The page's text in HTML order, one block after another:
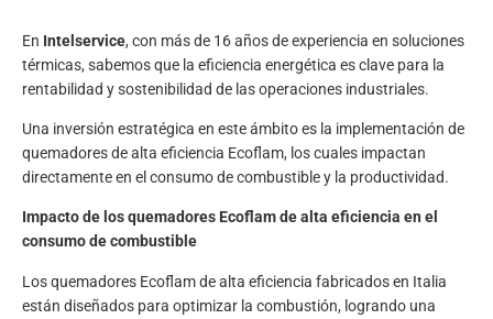
En Intelservice, con más de 16 años de experiencia en soluciones
térmicas, sabemos que la eficiencia energética es clave para la
rentabilidad y sostenibilidad de las operaciones industriales.
Una inversión estratégica en este ámbito es la implementación de
quemadores de alta eficiencia Ecoflam, los cuales impactan
directamente en el consumo de combustible y la productividad.​
Impacto de los quemadores Ecoflam de alta eficiencia en el
consumo de combustible
Los quemadores Ecoflam de alta eficiencia fabricados en Italia
están diseñados para optimizar la combustión, logrando una